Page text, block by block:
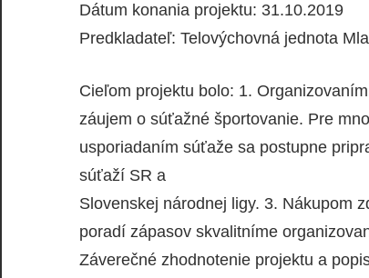
Dátum konania projektu: 31.10.2019
Predkladateľ: Telovýchovná jednota
Cieľom projektu bolo: 1.
záujem o súťažné športovanie. Pre
usporiadaním súťaže sa postupne
súťaží SR a
Slovenskej národnej ligy. 3. Nákupom
poradí zápasov skvalitníme
Záverečné zhodnotenie projektu a